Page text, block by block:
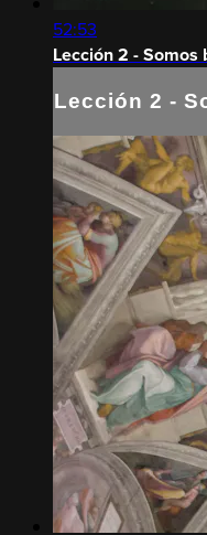
52:53
Lección 2 -
Lección 2 -